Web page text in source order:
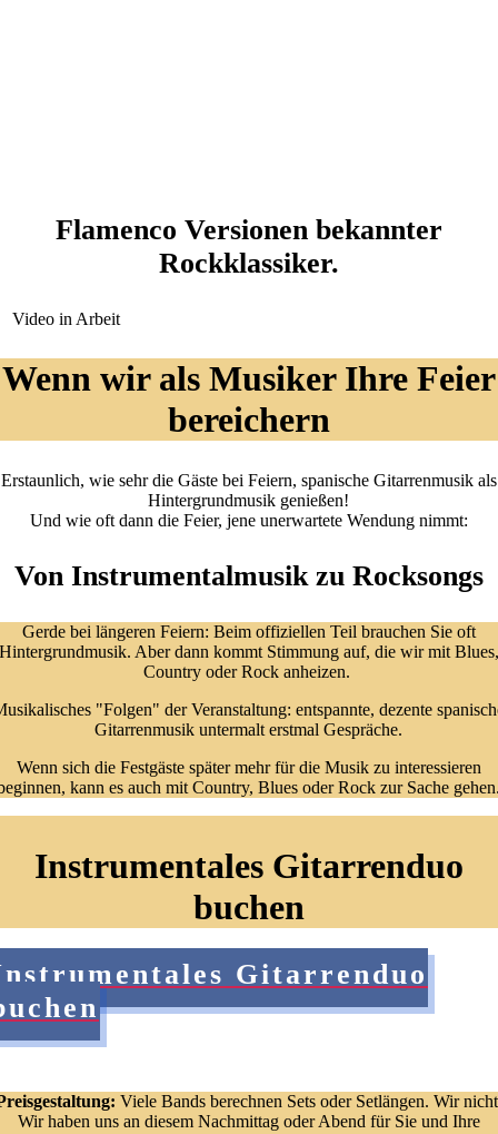
Flamenco Versionen bekannter
Rockklassiker.
Video in Arbeit
Wenn wir als Musiker Ihre Feier
bereichern
Erstaunlich, wie sehr die Gäste bei Feiern, spanische Gitarrenmusik als
Hintergrundmusik genießen!
Und wie oft dann die Feier, jene unerwartete Wendung nimmt:
Von Instrumentalmusik zu Rocksongs
Gerde bei längeren Feiern: Beim offiziellen Teil brauchen Sie oft
Aber dann kommt Stimmung auf, die wir mit Blues,
Country oder Rock anheizen.
"Folgen" der Veranstaltung: entspannte, dezente
Gitarrenmusik untermalt erstmal Gespräche.
Wenn sich die Festgäste später mehr für die Musik zu interessieren
kann es auch mit Country, Blues oder Rock zur Sache
Instrumentales Gitarrenduo
buchen
Gitarrenduo
Viele Bands berechnen Sets oder Setlängen. Wir
Wir haben uns an diesem Nachmittag oder Abend für Sie und Ihre